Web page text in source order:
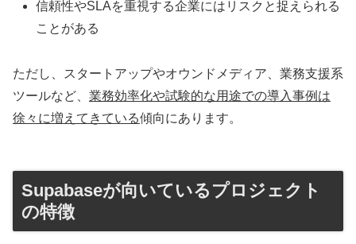
信頼性やSLAを重視する企業にはリスクと捉えられる
ことがある
ただし、スタートアップやオウンドメディア、業務支援系
ツールなど、 業務効率化や試験的な用途での導入事例は
徐々に増えてきている傾向にあります。
Supabaseが向いているプロジェクト
の特徴